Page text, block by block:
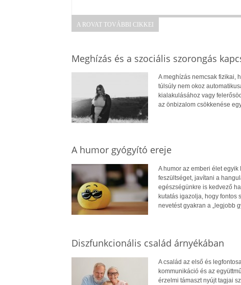
A ROVAT TOVÁBBI CIKKEI
Meghízás és a szociális szorongás
A meghízás nemcsak fizikai,
túlsúly nem okoz
kialakulásához vagy
az önbizalom csökkenése
A humor gyógyító ereje
A humor az emberi élet
feszültséget, javítani a
egészségünkre is kedvező
kutatás igazolja, hogy fontos
nevetést gyakran a „legjobb
Diszfunkcionális család árnyékában
A család az első és
kommunikáció és az
érzelmi támaszt nyújt tagjai